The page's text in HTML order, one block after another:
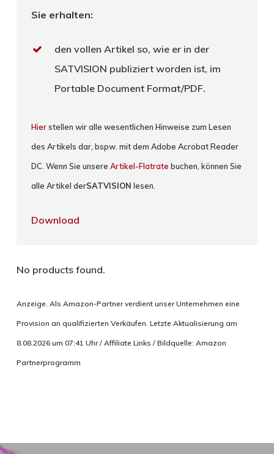
Sie erhalten:
den vollen Artikel so, wie er in der
SATVISION publiziert worden ist, im
Portable Document Format/PDF.
Hierstellen wir alle wesentlichen Hinweise zum Lesen
des Artikels dar, bspw. mit dem Adobe Acrobat Reader
DC. Wenn Sie unsereArtikel-Flatrate buchen, können Sie
alle Artikel derSATVISION lesen.
Download
No products found.
Anzeige. Als Amazon-Partner verdient unser Unternehmen eine
Provision an qualifizierten Verkäufen. Letzte Aktualisierung am
8.08.2026 um 07:41 Uhr / Affiliate Links / Bildquelle: Amazon
Partnerprogramm